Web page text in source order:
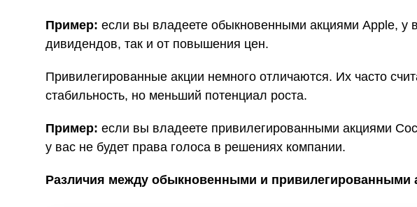
Пример: если вы владеете обыкновенными акциями Apple, у
дивидендов, так и от повышения цен.
Привилегированные акции немного отличаются. Их часто
стабильность, но меньший потенциал роста.
Пример: если вы владеете привилегированными акциями
у вас не будет права голоса в решениях компании.
Различия между обыкновенными и привилегированными